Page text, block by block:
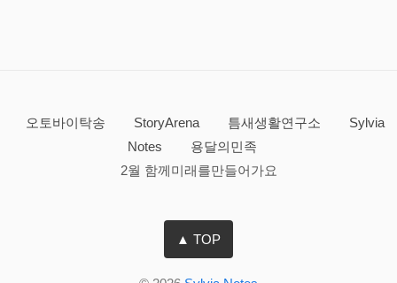
오토바이탁송 StoryArena 틈새생활연구소
Sylvia
Notes
용달의민족
2월 함께미래를만들어가요
▲ TOP